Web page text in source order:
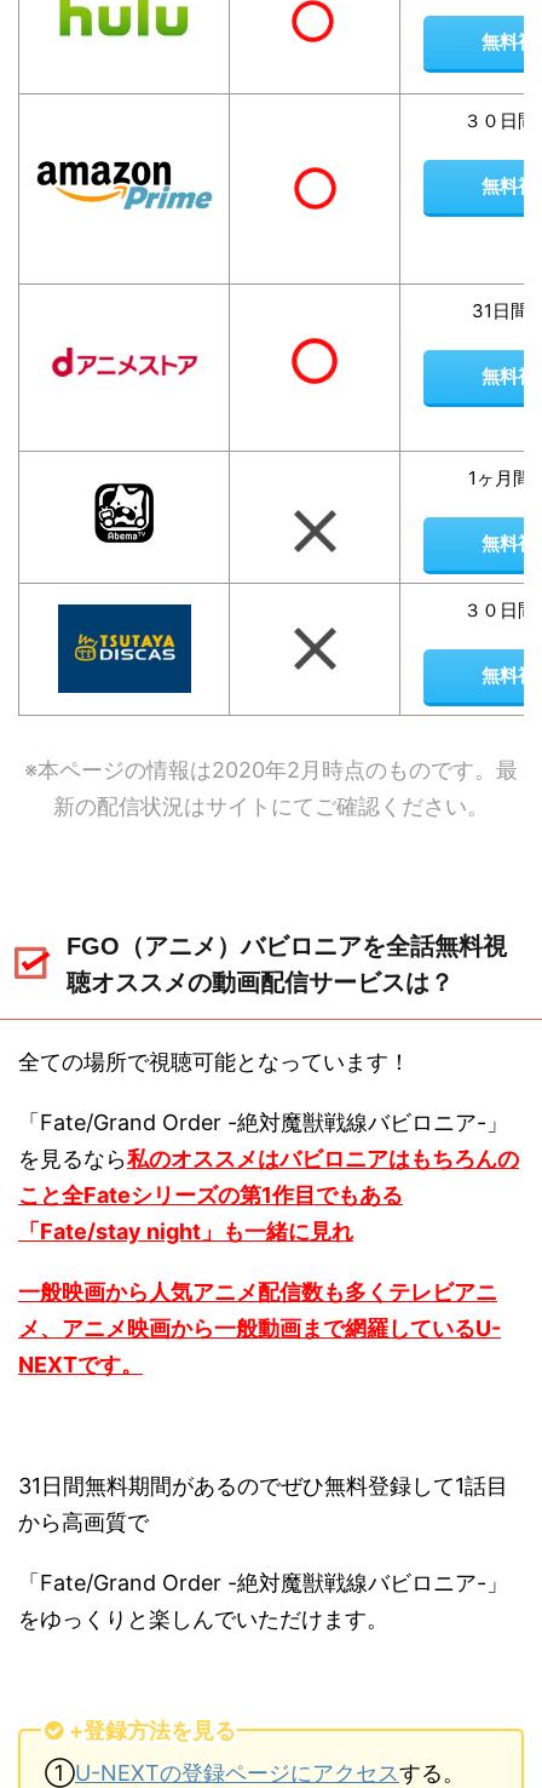
無料視
３０日間
無料視
31日間
無料視
1ヶ月間
無料視
３０日間
無料視
※本ページの情報は2020年2月時点のものです。最
新の配信状況はサイトにてご確認ください。
FGO（アニメ）バビロニアを全話無料視
聴オススメの動画配信サービスは？
全ての場所で視聴可能となっています！
「Fate/Grand Order -絶対魔獣戦線バビロニア-」
を見るなら私のオススメはバビロニアはもちろんの
こと全Fateシリーズの第1作目でもある
「Fate/stay night」も一緒に見れ
一般映画から人気アニメ配信数も多くテレビアニ
メ、アニメ映画から一般動画まで網羅しているU-
NEXTです。
31日間無料期間があるのでぜひ無料登録して1話目
から高画質で
「Fate/Grand Order -絶対魔獣戦線バビロニア-」
をゆっくりと楽しんでいただけます。
+登録方法を見る
①U-NEXTの登録ページにアクセスする。